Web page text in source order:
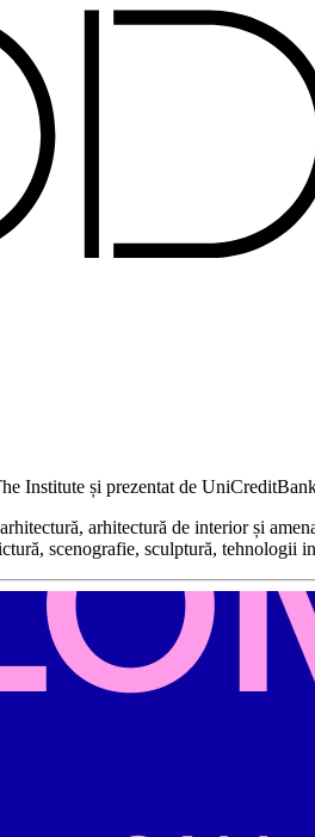
Institute și prezentat de
arhitectură de interior și
scenografie, sculptură, tehnologii